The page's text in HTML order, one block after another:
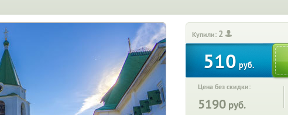
Купили: 2
510 руб.
Цена без скидки:
5190 руб.